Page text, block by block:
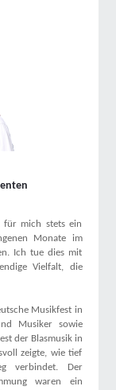
für mich stets ein
Monate im
Ich tue dies mit
Vielfalt, die
Musikfest in
Musiker sowie
der Blasmusik in
zeigte, wie tief
verbindet. Der
waren ein